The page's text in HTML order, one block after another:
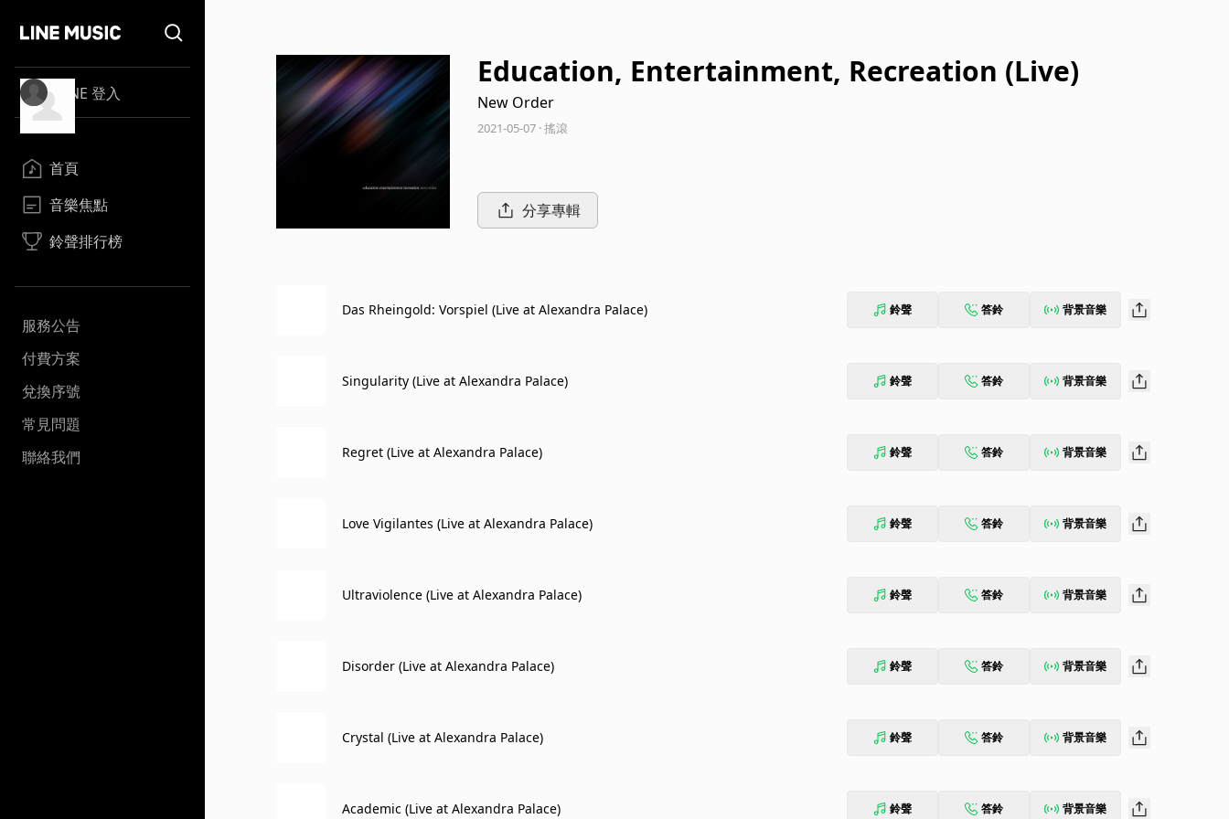
LINE 登入
首頁
音樂焦點
鈴聲排行榜
服務公告
付費方案
兌換序號
常見問題
聯絡我們
Education, Entertainment, Recreation (Live)
New Order
2021-05-07 · 搖滾
分享專輯
Das Rheingold: Vorspiel (Live at Alexandra Palace) 鈴聲 答鈴 背景音樂
Singularity (Live at Alexandra Palace) 鈴聲 答鈴 背景音樂
Regret (Live at Alexandra Palace) 鈴聲 答鈴 背景音樂
Love Vigilantes (Live at Alexandra Palace) 鈴聲 答鈴 背景音樂
Ultraviolence (Live at Alexandra Palace) 鈴聲 答鈴 背景音樂
Disorder (Live at Alexandra Palace) 鈴聲 答鈴 背景音樂
Crystal (Live at Alexandra Palace) 鈴聲 答鈴 背景音樂
Academic (Live at Alexandra Palace) 鈴聲 答鈴 背景音樂